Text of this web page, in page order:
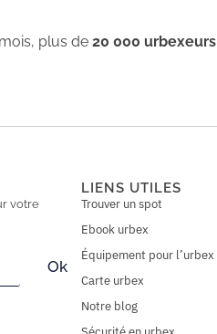
plus de20 000 urbexeurs
votre
Ok
LIENS UTILES
Trouver un spot
Ebook urbex
Équipement pour l’urbex
Carte urbex
Notre blog